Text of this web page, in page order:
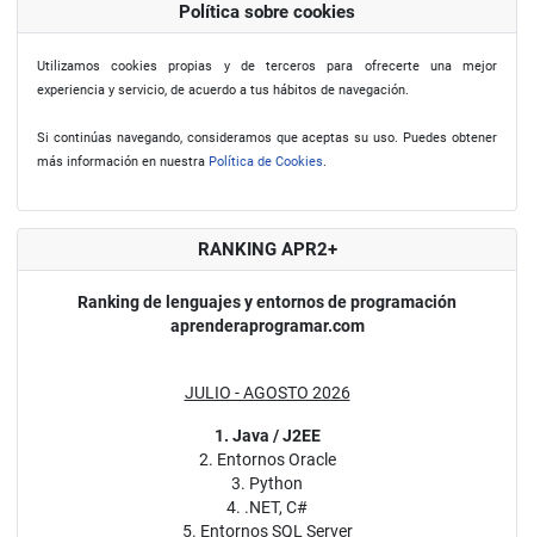
Política sobre cookies
Utilizamos cookies propias y de terceros para ofrecerte una mejor
experiencia y servicio, de acuerdo a tus hábitos de navegación.
Si continúas navegando, consideramos que aceptas su uso. Puedes obtener
más información en nuestra Política de Cookies.
RANKING APR2+
Ranking de lenguajes y entornos de programación
aprenderaprogramar.com
JULIO - AGOSTO 2026
1. Java / J2EE
2. Entornos Oracle
3. Python
4. .NET, C#
5. Entornos SQL Server